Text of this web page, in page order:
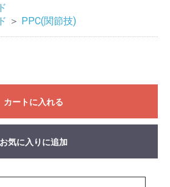
＞ PPC(関節技)
カートに入れる
お気に入りに追加